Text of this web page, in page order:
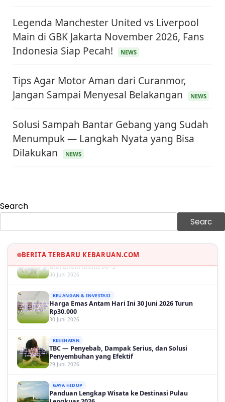
Legenda Manchester United vs Liverpool
Main di GBK Jakarta November 2026, Fans
Indonesia Siap Pecah!
NEWS
Tips Agar Motor Aman dari Curanmor,
Jangan Sampai Menyesal Belakangan
NEWS
Solusi Sampah Bantar Gebang yang Sudah
Menumpuk — Langkah Nyata yang Bisa
Dilakukan
NEWS
Search
Searc
BERITA TERBARU KEBARUAN.COM
KEUANGAN & INVESTASI
Bank dengan Konspirasi Tersembunyi
Hasil Brasil vs Jepang 2-1: Comeback Dramatis, Gol
30 Juni 2026
Harga Emas Antam Hari Ini 30 Juni 2026 Turun
Rp30.000
30 Juni 2026
TBC — Penyebab, Dampak Serius, dan Solusi
Penyembuhan yang Efektif
29 Juni 2026
Panduan Lengkap Wisata ke Destinasi Pulau
Lengkuas 2026